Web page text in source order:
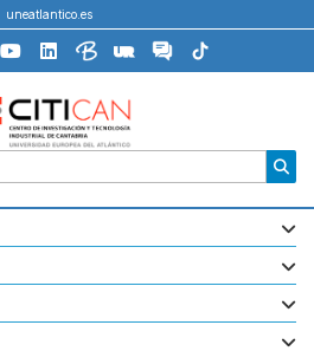
uneatlantico.es